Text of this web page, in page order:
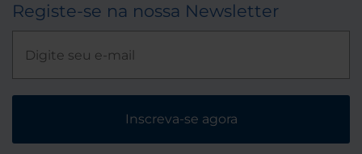
Registe-se na nossa Newsletter
Inscreva-se agora